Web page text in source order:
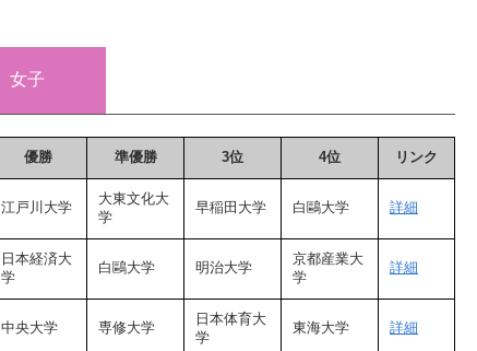
女子
優勝 準優勝 3位 4位 リンク
江戸川大学
大東文化大
学
早稲田大学 白鷗大学 詳細
日本経済大
学
白鷗大学 明治大学
京都産業大
学
詳細
中央大学 専修大学
日本体育大
学
東海大学 詳細